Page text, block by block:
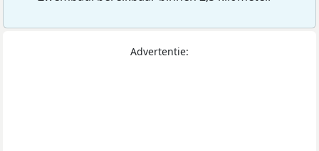
Advertentie: